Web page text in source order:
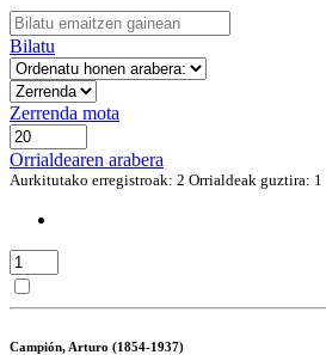
Bilatu
Zerrenda mota
Orrialdearen arabera
Aurkitutako erregistroak: 2 Orrialdeak guztira: 1
Campión, Arturo (1854-1937)